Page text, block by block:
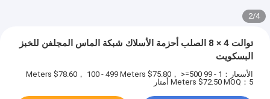
3/4
توالت 4 × 8 الصلب أحزمة الأسلاك شبكة الماس المجلفن للخبز
البسكويت
الأسعار：1 - 99 Meters $78.60， 100 - 499 Meters $75.80， >=500
Meters $72.50 MOQ：5 أمتار